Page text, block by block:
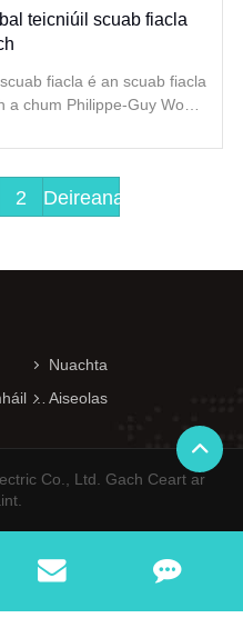
teicniúil scuab fiacla
fiacla é an scuab fiacla
a chum Philippe-Guy Woog.
2 Deireanach
Nuachta
Déan teagmháil linn. Aiseolas
Co., Ltd. Gach Ceart ar